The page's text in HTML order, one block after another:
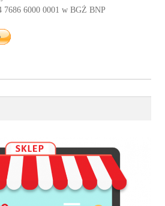
7686 6000 0001 w BGŻ BNP